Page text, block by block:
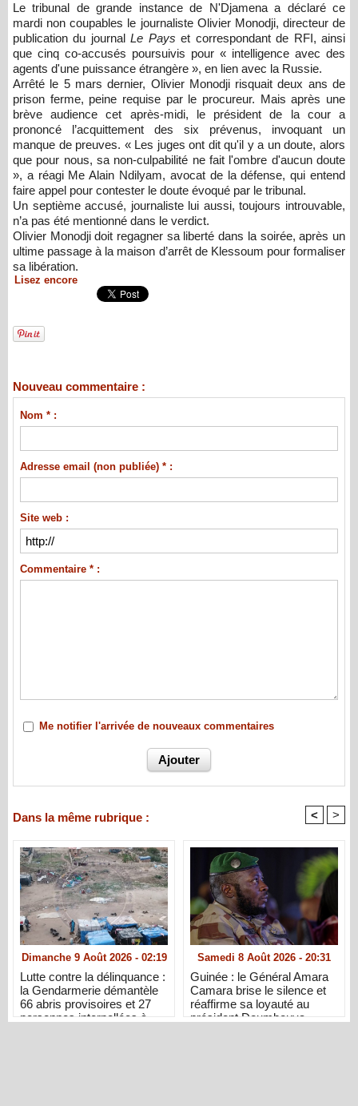
Le tribunal de grande instance de N'Djamena a déclaré ce
mardi non coupables le journaliste Olivier Monodji, directeur de
publication du journalLe Pays et correspondant de RFI, ainsi
que cinq co-accusés poursuivis pour « intelligence avec des
agents d'une puissance étrangère », en lien avec la Russie.
Arrêté le 5 mars dernier, Olivier Monodji risquait deux ans de
prison ferme, peine requise par le procureur. Mais après une
brève audience cet après-midi, le président de la cour a
prononcé l’acquittement des six prévenus, invoquant un
manque de preuves. « Les juges ont dit qu'il y a un doute, alors
que pour nous, sa non-culpabilité ne fait l'ombre d'aucun doute
», a réagi Me Alain Ndilyam, avocat de la défense, qui entend
faire appel pour contester le doute évoqué par le tribunal.
Un septième accusé, journaliste lui aussi, toujours introuvable,
n’a pas été mentionné dans le verdict.
Olivier Monodji doit regagner sa liberté dans la soirée, après un
ultime passage à la maison d’arrêt de Klessoum pour formaliser
sa libération.
Lisez encore
Nouveau commentaire :
Nom * :
Adresse email (non publiée) * :
Site web :
Commentaire * :
Me notifier l'arrivée de nouveaux commentaires
Dans la même rubrique : < >
Dimanche 9 Août 2026 - 02:19
Lutte contre la délinquance :
la Gendarmerie démantèle
66 abris provisoires et 27
personnes interpellées à
Samedi 8 Août 2026 - 20:31
Guinée : le Général Amara
Camara brise le silence et
réaffirme sa loyauté au
président Doumbouya